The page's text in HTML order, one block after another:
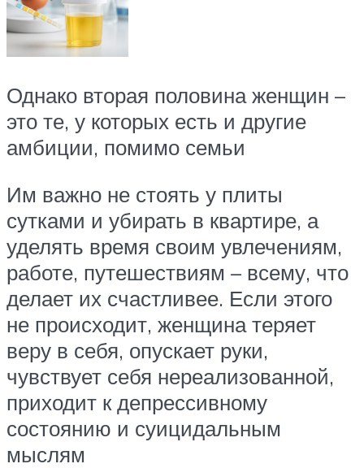
Однако вторая половина женщин –
это те, у которых есть и другие
амбиции, помимо семьи
Им важно не стоять у плиты
сутками и убирать в квартире, а
уделять время своим увлечениям,
работе, путешествиям – всему, что
делает их счастливее. Если этого
не происходит, женщина теряет
веру в себя, опускает руки,
чувствует себя нереализованной,
приходит к депрессивному
состоянию и суицидальным
мыслям